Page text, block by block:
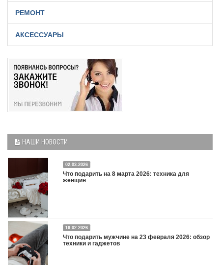
РЕМОНТ
АКСЕССУАРЫ
НАШИ НОВОСТИ
02.03.2026
Что подарить на 8 марта 2026: техника для
женщин
Что подарить на 8 марта 2026: техника для женщин
16.02.2026
Что подарить мужчине на 23 февраля 2026: обзор
техники и гаджетов